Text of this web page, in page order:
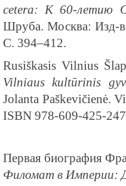
cetera: К 60-летию
Шруба. Москва: Изд-
С. 394–412.
Rusiškasis Vilnius
Vilniaus kultūrinis
Jolanta Paškevičienė.
ISBN 978-609-425-
Первая биография
Филомат в Империи: